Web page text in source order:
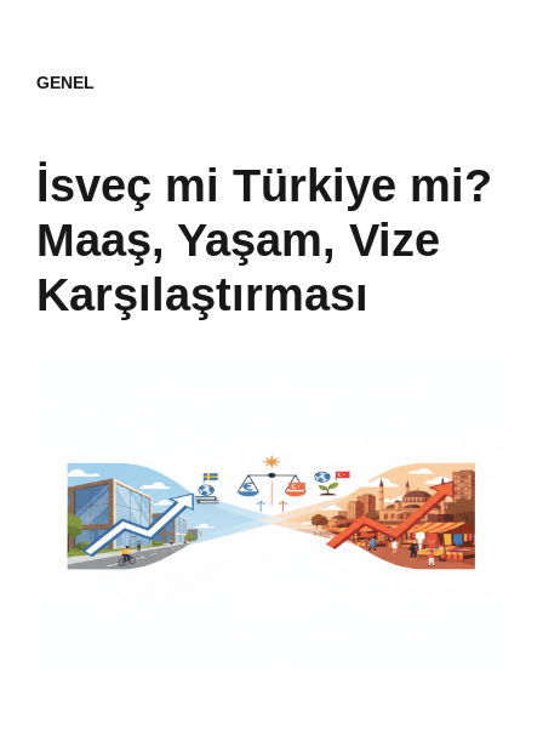
GENEL
İsveç mi Türkiye mi?
Maaş, Yaşam, Vize
Karşılaştırması